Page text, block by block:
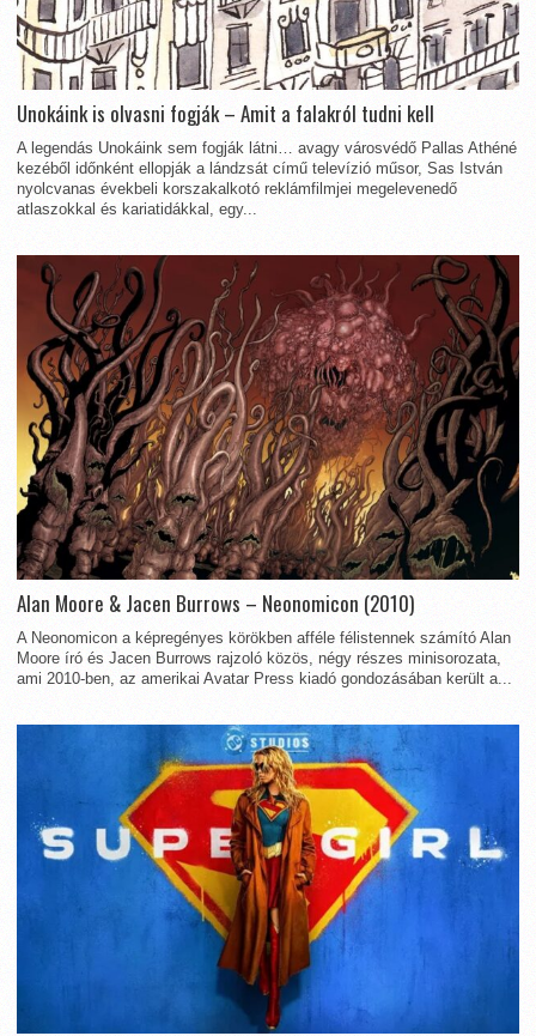
Unokáink is olvasni fogják – Amit a falakról tudni kell
A legendás Unokáink sem fogják látni… avagy városvédő Pallas Athéné
kezéből időnként ellopják a lándzsát című televízió műsor, Sas István
nyolcvanas évekbeli korszakalkotó reklámfilmjei megelevenedő
atlaszokkal és kariatidákkal, egy...
Alan Moore & Jacen Burrows – Neonomicon (2010)
A Neonomicon a képregényes körökben afféle félistennek számító Alan
Moore író és Jacen Burrows rajzoló közös, négy részes minisorozata,
ami 2010-ben, az amerikai Avatar Press kiadó gondozásában került a...